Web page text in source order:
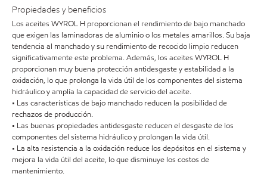
Propiedades y beneficios
Los aceites WYROL H proporcionan el rendimiento de bajo manchado
que exigen las laminadoras de aluminio o los metales amarillos. Su baja
tendencia al manchado y su rendimiento de recocido limpio reducen
significativamente este problema. Además, los aceites WYROL H
proporcionan muy buena protección antidesgaste y estabilidad a la
oxidación, lo que prolonga la vida útil de los componentes del sistema
hidráulico y amplía la capacidad de servicio del aceite.
• Las características de bajo manchado reducen la posibilidad de
rechazos de producción.
• Las buenas propiedades antidesgaste reducen el desgaste de los
componentes del sistema hidráulico y prolongan la vida útil.
• La alta resistencia a la oxidación reduce los depósitos en el sistema y
mejora la vida útil del aceite, lo que disminuye los costos de
mantenimiento.